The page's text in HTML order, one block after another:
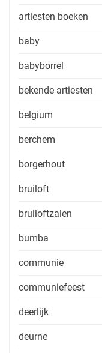
artiesten boeken
baby
babyborrel
bekende artiesten
belgium
berchem
borgerhout
bruiloft
bruiloftzalen
bumba
communie
communiefeest
deerlijk
deurne